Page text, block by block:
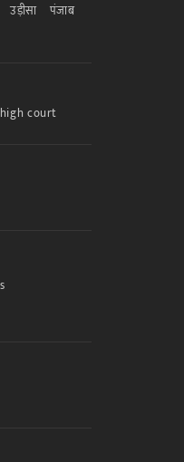
उड़ीसा
पंजाब
court